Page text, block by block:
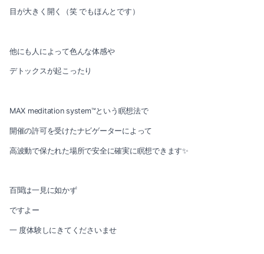
目が大きく開く（笑 でもほんとです）
他にも人によって色んな体感や
デトックスが起こったり
MAX meditation system™️という瞑想法で
開催の許可を受けたナビゲーターによって
高波動で保たれた場所で安全に確実に瞑想できます✨
百聞は一見に如かず
ですよー
一 度体験しにきてくださいませ